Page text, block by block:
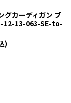
グカーディガン ブ
12-13-063-SE-to-
)